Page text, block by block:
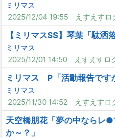
ミリマス
2025/12/04 19:55
えすえすロ
【ミリマスSS】琴葉「駄洒
ミリマス
2025/12/01 14:50
えすえすロ
ミリマス P「活動報告です
ミリマス
2025/11/30 14:52
えすえすロ
天空橋朋花「夢の中ならレ
か～？」